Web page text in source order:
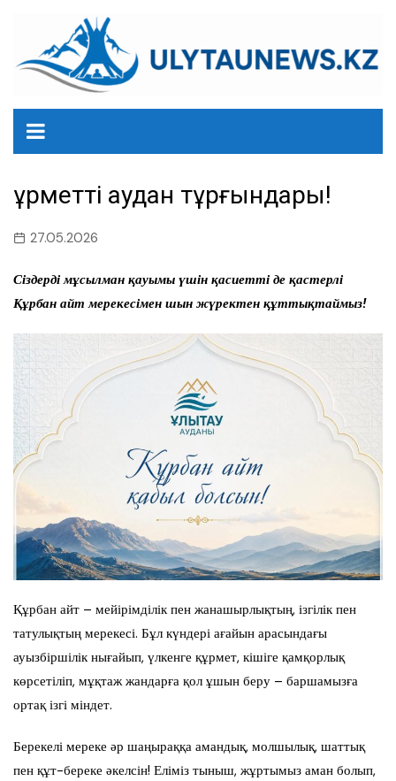
содержанию
Құрметті аудан тұрғындары!
27.05.2026
Сіздерді мұсылман қауымы үшін қасиетті де қастерлі
Құрбан айт мерекесімен шын жүректен құттықтаймыз!
Құрбан айт – мейірімділік пен жанашырлықтың, ізгілік пен
татулықтың мерекесі. Бұл күндері ағайын арасындағы
ауызбіршілік нығайып, үлкенге құрмет, кішіге қамқорлық
көрсетіліп, мұқтаж жандарға қол ұшын беру – баршамызға
ортақ ізгі міндет.
Берекелі мереке әр шаңыраққа амандық, молшылық, шаттық
пен құт-береке әкелсін! Еліміз тыныш, жұртымыз аман болып,